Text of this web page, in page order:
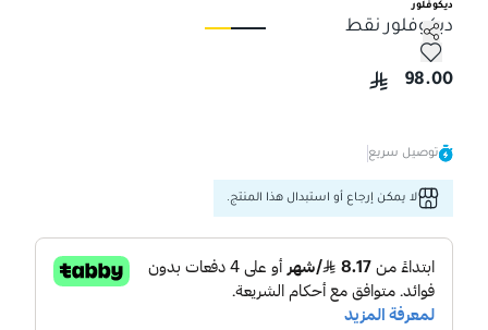
ديكوفلور
ديكوفلور نقط
ديكوفلور نقط
98.00
توصيل سريع
لا يمكن إرجاع أو استبدال هذا المنتج.